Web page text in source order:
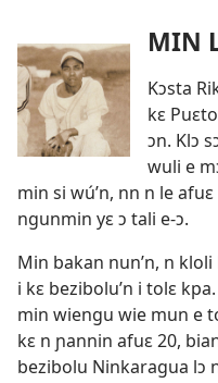
MIN
Kɔsta
kɛ
ɔn. Klɔ
wuli e
min si wú’n, nn n le
ngunmin yɛ ɔ tali e-ɔ.
Min bakan nun’n, n
i kɛ bezibolu’n i tolɛ
min wiengu wie mun e
kɛ n ɲannin afuɛ 20,
bezibolu Ninkaragua lɔ